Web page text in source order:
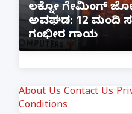
ಲಕ್ನೋ ಗೇಮಿಂಗ್
ಅವಘಡ: 12 ಮಂದಿ
ಗಂಭೀರ ಗಾಯ
About Us Contact Us
Conditions